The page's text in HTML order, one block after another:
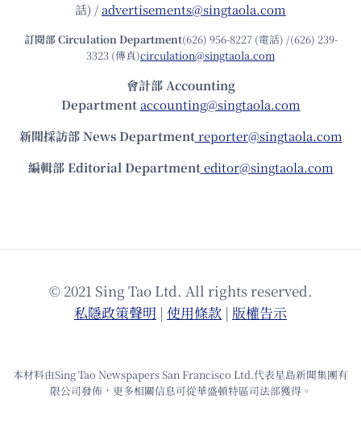
話) /advertisements@singtaola.com
訂閱部 Circulation Department(626) 956-8227 (電話) /(626) 239-
3323 (傳真)circulation@singtaola.com
會計部 Accounting
Department accounting@singtaola.com
新聞採訪部 News Department reporter@singtaola.com
編輯部 Editorial Department editor@singtaola.com
© 2021 Sing Tao Ltd. All rights reserved.
私隱政策聲明 | 使⽤條款 | 版權告⽰
本材料由Sing Tao Newspapers San Francisco Ltd.代表星島新聞集團有
限公司發佈，更多相關信息可從華盛頓特區司法部獲得。